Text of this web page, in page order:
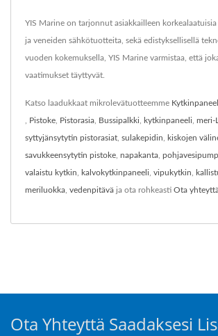
YIS Marine on tarjonnut asiakkailleen
ja veneiden sähkötuotteita, sekä edistyksellisellä
vuoden kokemuksella, YIS Marine varmistaa, että
vaatimukset täyttyvät.
Katso laadukkaat mikrolevätuotteemme
Pistoke Pistorasia Bussipalkki kytkinpaneeli meri-
syttyjänsytytin pistorasiat sulakepidin kiskojen
savukkeensytytin pistoke napakanta
valaistu kytkin kalvokytkinpaneeli vipukytkin
meriluokka vedenpitävä ja ota rohkeasti Ota
Ota Yhteyttä Saadaksesi